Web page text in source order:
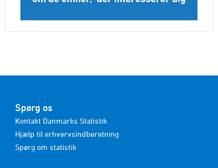
Spørg os
Kontakt Danmarks Statistik
Hjælp til erhvervsindberetning
Spørg om statistik